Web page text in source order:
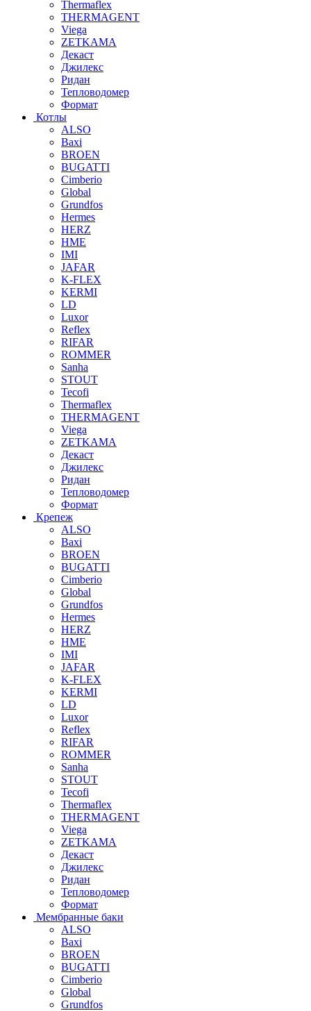
Thermaflex
THERMAGENT
Viega
ZETKAMA
Декаст
Джилекс
Ридан
Тепловодомер
Формат
Котлы
ALSO
Baxi
BROEN
BUGATTI
Cimberio
Global
Grundfos
Hermes
HERZ
HME
IMI
JAFAR
K-FLEX
KERMI
LD
Luxor
Reflex
RIFAR
ROMMER
Sanha
STOUT
Tecofi
Thermaflex
THERMAGENT
Viega
ZETKAMA
Декаст
Джилекс
Ридан
Тепловодомер
Формат
Крепеж
ALSO
Baxi
BROEN
BUGATTI
Cimberio
Global
Grundfos
Hermes
HERZ
HME
IMI
JAFAR
K-FLEX
KERMI
LD
Luxor
Reflex
RIFAR
ROMMER
Sanha
STOUT
Tecofi
Thermaflex
THERMAGENT
Viega
ZETKAMA
Декаст
Джилекс
Ридан
Тепловодомер
Формат
Мембранные баки
ALSO
Baxi
BROEN
BUGATTI
Cimberio
Global
Grundfos